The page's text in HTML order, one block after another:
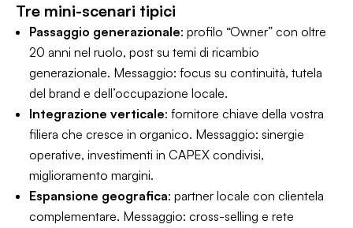
Tre mini-scenari tipici
Passaggio generazionale: profilo “Owner” con oltre
20 anni nel ruolo, post su temi di ricambio
generazionale. Messaggio: focus su continuità, tutela
del brand e dell’occupazione locale.
Integrazione verticale: fornitore chiave della vostra
filiera che cresce in organico. Messaggio: sinergie
operative, investimenti in CAPEX condivisi,
miglioramento margini.
Espansione geografica: partner locale con clientela
complementare. Messaggio: cross-selling e rete